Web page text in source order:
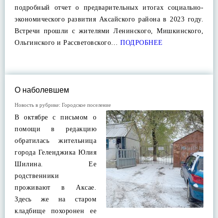
подробный отчет о предварительных итогах социально-
экономического развития Аксайского района в 2023 году.
Встречи прошли с жителями Ленинского, Мишкинского,
Ольгинского и Рассветовского… ПОДРОБНЕЕ
О наболевшем
Новость в рубрике: Городское поселение
В октябре с письмом о
помощи в редакцию
обратилась жительница
города Геленджика Юлия
Шилина. Ее
родственники
проживают в Аксае.
Здесь же на старом
кладбище похоронен ее